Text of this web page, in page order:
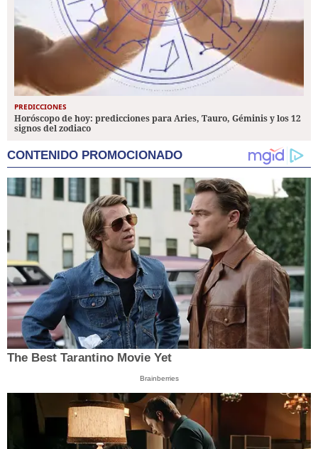
PREDICCIONES
Horóscopo de hoy: predicciones para Aries, Tauro, Géminis y los 12
signos del zodiaco
CONTENIDO PROMOCIONADO
The Best Tarantino Movie Yet
Brainberries